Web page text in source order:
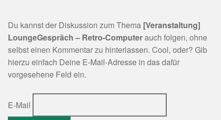
Du kannst der Diskussion zum Thema [Veranstaltung]
LoungeGespräch – Retro-Computerauch folgen, ohne
selbst einen Kommentar zu hinterlassen. Cool, oder? Gib
hierzu einfach Deine E-Mail-Adresse in das dafür
vorgesehene Feld ein.
E-Mail